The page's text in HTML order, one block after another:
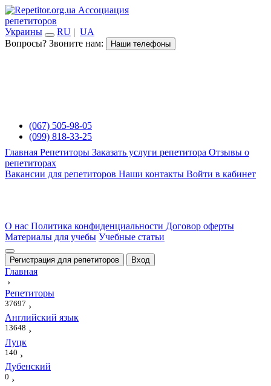
Ассоциация
репетиторов
Украины
RU | UA
Вопросы? Звоните нам:
Наши телефоны
(067) 505-98-05
(099) 818-33-25
Главная Репетиторы Заказать услуги репетитора Отзывы о
репетиторах
Вакансии для репетиторов Наши контакты Войти в кабинет
О нас Политика конфиденциальности Договор оферты
Материалы для учебы Учебные статьи
Регистрация для репетиторов Вход
Главная
›
Репетиторы
37697 ›
Английский язык
13648 ›
Луцк
140 ›
Дубенский
0 ›